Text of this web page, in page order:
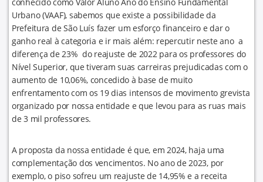
Urbano (VAAF), sabemos que existe a possibilidade da
Prefeitura de São Luís fazer um esforço financeiro e dar o
ganho real à categoria e ir mais além: repercutir neste ano a
diferença de 23% do reajuste de 2022 para os professores do
Nível Superior, que tiveram suas carreiras prejudicadas com o
aumento de 10,06%, concedido à base de muito
enfrentamento com os 19 dias intensos de movimento grevista
organizado por nossa entidade e que levou para as ruas mais
de 3 mil professores.
A proposta da nossa entidade é que, em 2024, haja uma
complementação dos vencimentos. No ano de 2023, por
exemplo, o piso sofreu um reajuste de 14,95% e a receita